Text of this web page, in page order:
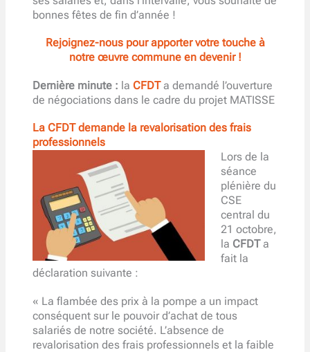
bonnes fêtes de fin d’année !
Rejoignez-nous pour apporter votre touche à
notre œuvre commune en devenir !
Dernière minute : la CFDT a demandé l’ouverture
de négociations dans le cadre du projet MATISSE
La CFDT demande la revalorisation des frais
professionnels
Lors de la
séance
plénière du
CSE
central du
21 octobre,
la CFDTa
fait la
déclaration suivante :
« La flambée des prix à la pompe a un impact
conséquent sur le pouvoir d’achat de tous
salariés de notre société. L’absence de
revalorisation des frais professionnels et la faible